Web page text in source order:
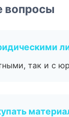
вопросы
так и с